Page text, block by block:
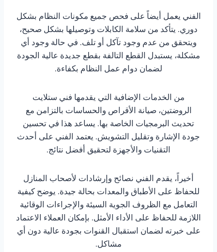
الفني يعمل أيضاً على فحص جميع مكونات النظام بشكل
دوري. يتأكد من سلامة الكابلات وتوصيلها بشكل صحيح،
ويتحقق من عدم وجود تآكل أو تلف. في حالة وجود أي
مشكلة، يستبدل القطع التالفة بقطع جديدة عالية الجودة
لضمان دوام عمل النظام بكفاءة.
من الخدمات الإضافية التي يقدمها فني ستلايت
الروضتين، صيانة الأقراص والحساسات بالتزامن مع
تحديث البرمجيات الخاصة بها. يساعد هذا في تحسين
جودة الإشارة وتقليل التشويش. يعتمد الفني على أحدث
التقنيات والأجهزة لتحقيق أفضل نتائج.
أخيراً، يقدم الفني نصائح وإرشادات لأصحاب المنازل
للحفاظ على الأطباق والمعدات بحالة جيدة. يوضح كيفية
التعامل مع الظروف الجوية السيئة والإجراءات الوقائية
اللازمة للحفاظ على الأداء الأمثل. بإمكان العملاء الاعتماد
على خبرته لضمان استقبال القنوات بجودة عالية دون أي
مشاكل.